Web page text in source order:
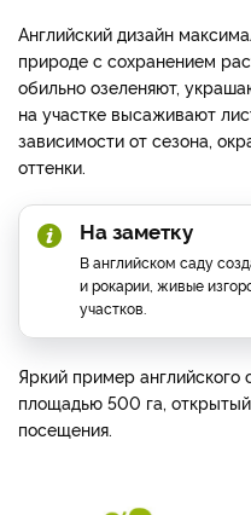
Английский дизайн
природе с сохранением
обильно озеленяют,
на участке высаживают
зависимости от сезона,
оттенки.
На заметку
В английском саду
и рокарии, живые
участков.
Яркий пример английского
площадью 500 га, открытый
посещения.